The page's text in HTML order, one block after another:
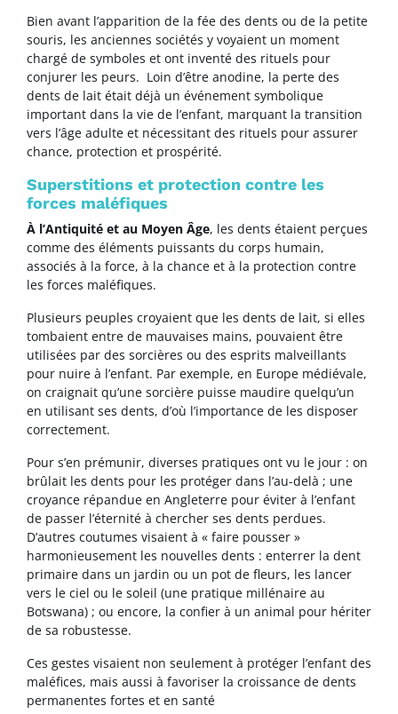
Bien avant l’apparition de la fée des dents ou de la petite
souris, les anciennes sociétés y voyaient un moment
chargé de symboles et ont inventé des rituels pour
conjurer les peurs. Loin d’être anodine, la perte des
dents de lait était déjà un événement symbolique
important dans la vie de l’enfant, marquant la transition
vers l’âge adulte et nécessitant des rituels pour assurer
chance, protection et prospérité.
Superstitions et protection contre les
forces maléfiques
À l’Antiquité et au Moyen Âge, les dents étaient perçues
comme des éléments puissants du corps humain,
associés à la force, à la chance et à la protection contre
les forces maléfiques.
Plusieurs peuples croyaient que les dents de lait, si elles
tombaient entre de mauvaises mains, pouvaient être
utilisées par des sorcières ou des esprits malveillants
pour nuire à l’enfant. Par exemple, en Europe médiévale,
on craignait qu’une sorcière puisse maudire quelqu’un
en utilisant ses dents, d’où l’importance de les disposer
correctement.
Pour s’en prémunir, diverses pratiques ont vu le jour : on
brûlait les dents pour les protéger dans l’au-delà ; une
croyance répandue en Angleterre pour éviter à l’enfant
de passer l’éternité à chercher ses dents perdues.
D’autres coutumes visaient à « faire pousser »
harmonieusement les nouvelles dents : enterrer la dent
primaire dans un jardin ou un pot de fleurs, les lancer
vers le ciel ou le soleil (une pratique millénaire au
Botswana) ; ou encore, la confier à un animal pour hériter
de sa robustesse.
Ces gestes visaient non seulement à protéger l’enfant des
maléfices, mais aussi à favoriser la croissance de dents
permanentes fortes et en santé